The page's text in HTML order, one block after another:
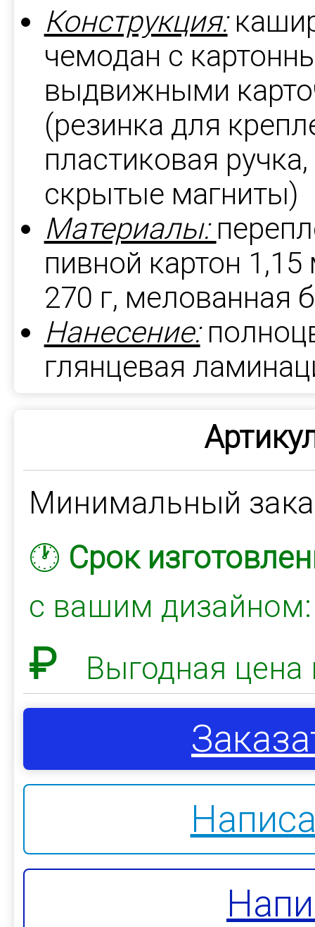
Конструкция:
чемодан с
выдвижными
(резинка для
пластиковая
скрытые магниты)
Материалы:
пивной картон
270 г, мелованная
Нанесение:
глянцевая
Минимальный
🕐 Срок
с вашим
₽ Выгодная